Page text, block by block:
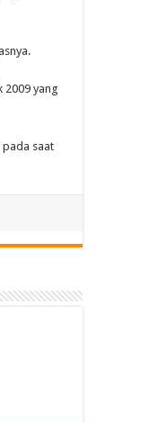
2009 yang
pada saat